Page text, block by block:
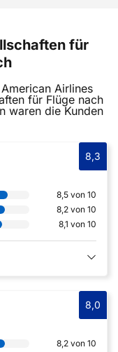
für
Airlines
für Flüge nach
waren die Kunden
8,3
8,5 von 10
8,2 von 10
8,1 von 10
8,0
8,2 von 10